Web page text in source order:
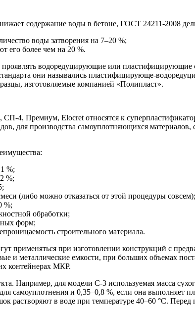
содержание воды в бетоне, ГОСТ 24211-2008
воды затворения на 7–20 %;
его более чем на 20 %.
проявлять водоредуцирующие или
они назывались пластифицирующе-
изготовляемые компанией «Полипласт».
4, Премиум, Elocret относятся к
для производства самоуплотняющихся
%;
%;
(либо можно отказаться от этой процедуры совсем);
%;
обработки;
форм;
строительного материала.
применяться при изготовлении конструкций с
и металлические емкости, при больших объемах
контейнерах МКР.
Например, для модели С-3 используемая масса
самоуплотнения и 0,35–0,8 %, если она
растворяют в воде при температуре 40–60 °С.